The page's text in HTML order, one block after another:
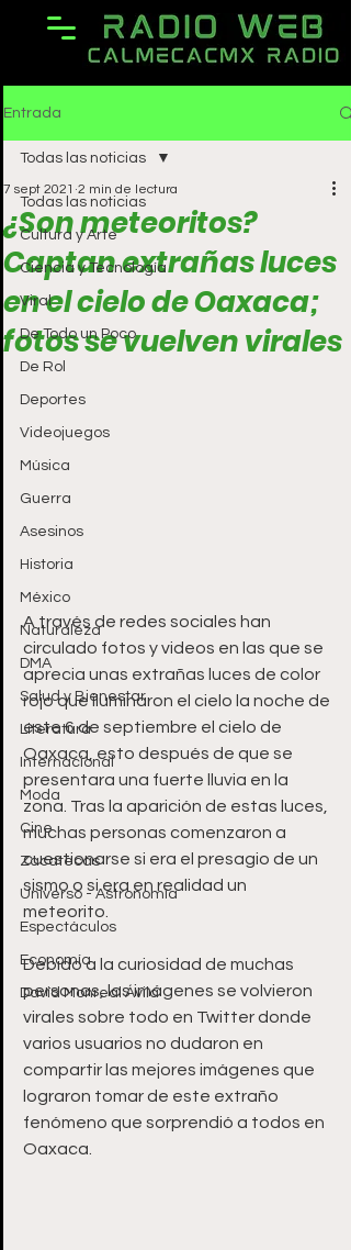
Entrada
Todas las noticias
Cultura y Arte
Ciencia y Tecnología
Viral
De Todo un Poco
De Rol
Deportes
Videojuegos
Música
Guerra
Asesinos
Historia
México
Naturaleza
DMA
Salud y Bienestar
Literatura
Internacional
Moda
Cine
Zacatecas
Universo - Astronomía
Espectáculos
Economía
David Monreal Ávila
Todas las noticias
¿Son meteoritos?
Captan extrañas luces
en el cielo de Oaxaca;
fotos se vuelven virales
7 sept 2021 2 min de lectura
A través de redes sociales han
circulado fotos y videos en las que se
aprecia unas extrañas luces de color
rojo que iluminaron el cielo la noche de
este 6 de septiembre el cielo de
Oaxaca, esto después de que se
presentara una fuerte lluvia en la
zona. Tras la aparición de estas luces,
muchas personas comenzaron a
cuestionarse si era el presagio de un
sismo o si era en realidad un
meteorito.
Debido a la curiosidad de muchas
personas, las imágenes se volvieron
virales sobre todo en Twitter donde
varios usuarios no dudaron en
compartir las mejores imágenes que
lograron tomar de este extraño
fenómeno que sorprendió a todos en
Oaxaca.